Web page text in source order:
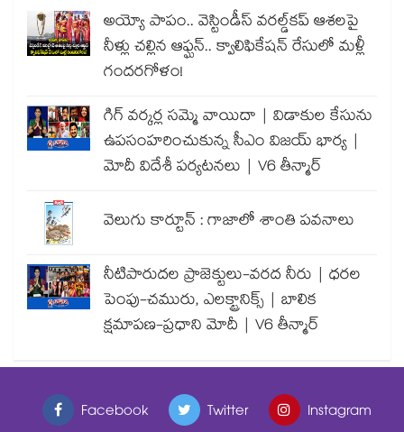
అయ్యో పాపం.. వెస్టిండీస్ వరల్డ్‌కప్ ఆశలపై
నీళ్లు చల్లిన ఆఫ్ఘన్.. క్వాలిఫికేషన్ రేసులో మళ్లీ
గందరగోళం!
గిగ్ వర్కర్ల సమ్మె వాయిదా | విడాకుల కేసును
ఉపసంహరించుకున్న సీఎం విజయ్ భార్య |
మోదీ విదేశీ పర్యటనలు | V6 తీన్మార్
వెలుగు కార్టూన్ : గాజాలో శాంతి పవనాలు
నీటిపారుదల ప్రాజెక్టులు-వరద నీరు | ధరల
పెంపు-చమురు, ఎలక్ట్రానిక్స్ | బాలిక
క్షమాపణ-ప్రధాని మోదీ | V6 తీన్మార్
Facebook Twitter Instagram